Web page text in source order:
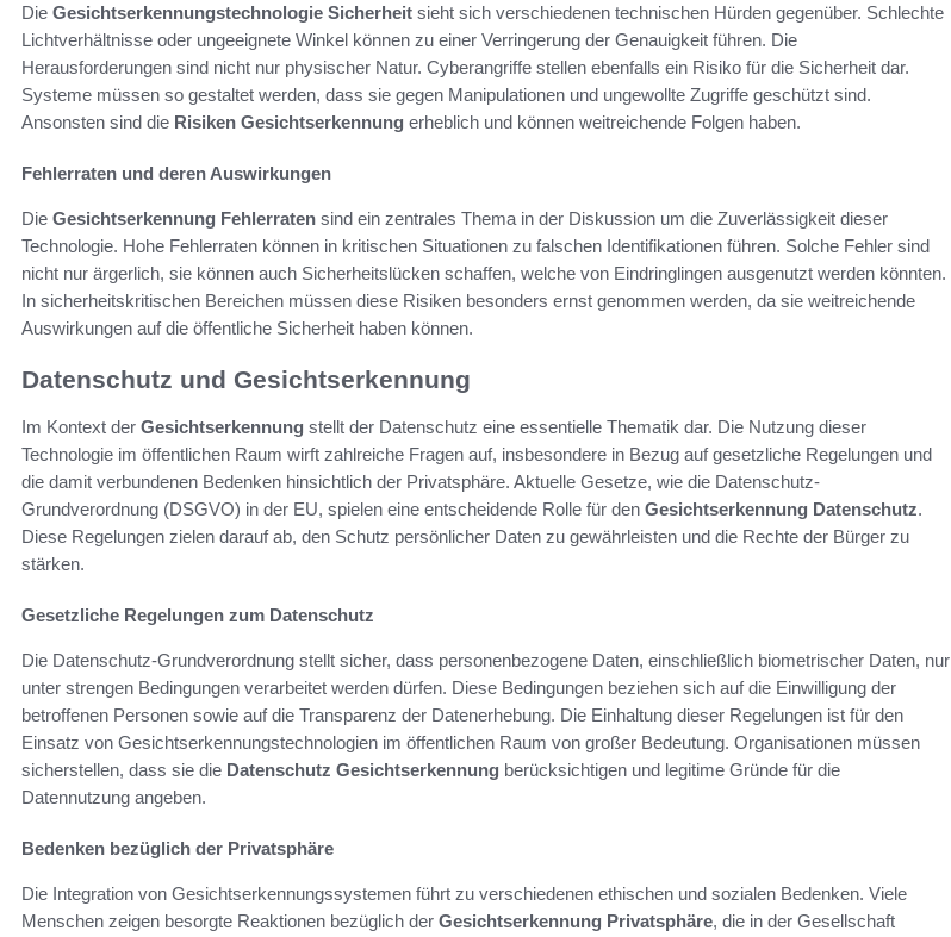
Die Gesichtserkennungstechnologie Sicherheit sieht sich verschiedenen technischen Hürden gegenüber. Schlechte
Lichtverhältnisse oder ungeeignete Winkel können zu einer Verringerung der Genauigkeit führen. Die
Herausforderungen sind nicht nur physischer Natur. Cyberangriffe stellen ebenfalls ein Risiko für die Sicherheit dar.
Systeme müssen so gestaltet werden, dass sie gegen Manipulationen und ungewollte Zugriffe geschützt sind.
Ansonsten sind die Risiken Gesichtserkennung erheblich und können weitreichende Folgen haben.
Fehlerraten und deren Auswirkungen
Die Gesichtserkennung Fehlerraten sind ein zentrales Thema in der Diskussion um die Zuverlässigkeit dieser
Technologie. Hohe Fehlerraten können in kritischen Situationen zu falschen Identifikationen führen. Solche Fehler sind
nicht nur ärgerlich, sie können auch Sicherheitslücken schaffen, welche von Eindringlingen ausgenutzt werden könnten.
In sicherheitskritischen Bereichen müssen diese Risiken besonders ernst genommen werden, da sie weitreichende
Auswirkungen auf die öffentliche Sicherheit haben können.
Datenschutz und Gesichtserkennung
Im Kontext der Gesichtserkennung stellt der Datenschutz eine essentielle Thematik dar. Die Nutzung dieser
Technologie im öffentlichen Raum wirft zahlreiche Fragen auf, insbesondere in Bezug auf gesetzliche Regelungen und
die damit verbundenen Bedenken hinsichtlich der Privatsphäre. Aktuelle Gesetze, wie die Datenschutz-
Grundverordnung (DSGVO) in der EU, spielen eine entscheidende Rolle für den Gesichtserkennung Datenschutz.
Diese Regelungen zielen darauf ab, den Schutz persönlicher Daten zu gewährleisten und die Rechte der Bürger zu
stärken.
Gesetzliche Regelungen zum Datenschutz
Die Datenschutz-Grundverordnung stellt sicher, dass personenbezogene Daten, einschließlich biometrischer Daten, nur
unter strengen Bedingungen verarbeitet werden dürfen. Diese Bedingungen beziehen sich auf die Einwilligung der
betroffenen Personen sowie auf die Transparenz der Datenerhebung. Die Einhaltung dieser Regelungen ist für den
Einsatz von Gesichtserkennungstechnologien im öffentlichen Raum von großer Bedeutung. Organisationen müssen
sicherstellen, dass sie die Datenschutz Gesichtserkennung berücksichtigen und legitime Gründe für die
Datennutzung angeben.
Bedenken bezüglich der Privatsphäre
Die Integration von Gesichtserkennungssystemen führt zu verschiedenen ethischen und sozialen Bedenken. Viele
Menschen zeigen besorgte Reaktionen bezüglich der Gesichtserkennung Privatsphäre, die in der Gesellschaft